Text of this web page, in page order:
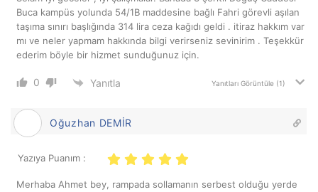
Buca kampüs yolunda 54/1B maddesine bağlı Fahri görevli aşılan
taşıma sınırı başlığında 314 lira ceza kağıdı geldi . itiraz hakkım var
mı ve neler yapmam hakkında bilgi verirseniz sevinirim . Teşekkür
ederim böyle bir hizmet sunduğunuz için.
0 Yanıtla Yanıtları Görüntüle (1)
Oğuzhan DEMİR
Yazıya Puanım :
Merhaba Ahmet bey, rampada sollamanın serbest olduğu yerde